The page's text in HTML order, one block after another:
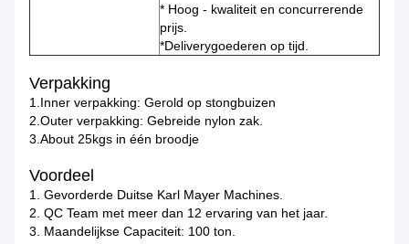
* Hoog - kwaliteit en concurrerende
prijs.
*Deliverygoederen op tijd.
Verpakking
1.Inner verpakking: Gerold op stongbuizen
2.Outer verpakking: Gebreide nylon zak.
3.About 25kgs in één broodje
Voordeel
1. Gevorderde Duitse Karl Mayer Machines.
2. QC Team met meer dan 12 ervaring van het jaar.
3. Maandelijkse Capaciteit: 100 ton.